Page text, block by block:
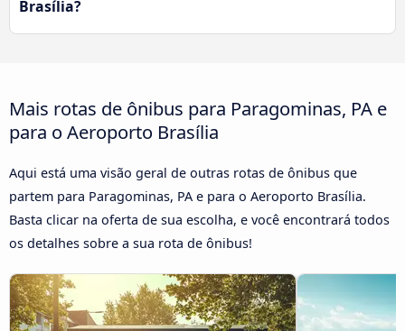
Brasília?
Mais rotas de ônibus para Paragominas, PA e
para o Aeroporto Brasília
Aqui está uma visão geral de outras rotas de ônibus que
partem para Paragominas, PA e para o Aeroporto Brasília.
Basta clicar na oferta de sua escolha, e você encontrará todos
os detalhes sobre a sua rota de ônibus!